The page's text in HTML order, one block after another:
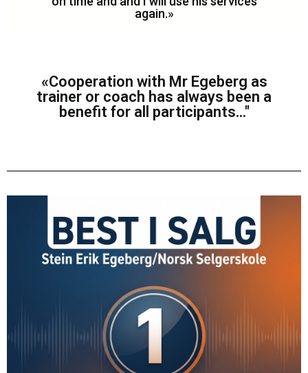
again.»
«Cooperation with Mr Egeberg as
trainer or coach has always been a
benefit for all participants..."